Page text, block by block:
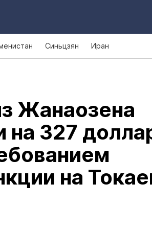
Синьцзян Иран
Жанаозена
327
на